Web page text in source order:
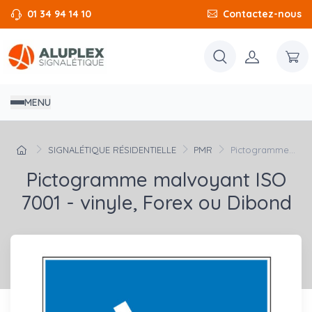
01 34 94 14 10 Contactez-nous
MENU
SIGNALÉTIQUE RÉSIDENTIELLE PMR Pictogramme...
Pictogramme malvoyant ISO
7001 - vinyle, Forex ou Dibond